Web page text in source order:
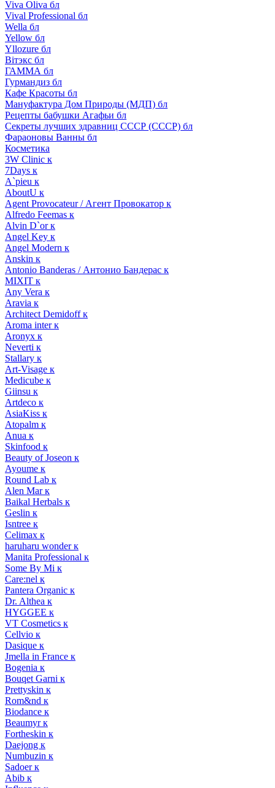
Viva Oliva бл
Vival Professional бл
Wella бл
Yellow бл
Yllozure бл
Вiтэкс бл
ГАММА бл
Гурмандиз бл
Кафе Красоты бл
Мануфактура Дом Природы (МДП) бл
Рецепты бабушки Агафьи бл
Секреты лучших здравниц СССР (СССР) бл
Фараоновы Ванны бл
Косметика
3W Clinic к
7Days к
A`pieu к
AboutU к
Agent Provocateur / Агент Провокатор к
Alfredo Feemas к
Alvin D`or к
Angel Key к
Angel Modern к
Anskin к
Antonio Banderas / Антонио Бандерас к
MIXIT к
Any Vera к
Aravia к
Architect Demidoff к
Aroma inter к
Aronyx к
Neverti к
Stallary к
Art-Visage к
Medicube к
Giinsu к
Artdeco к
AsiaKiss к
Atopalm к
Anua к
Skinfood к
Beauty of Joseon к
Ayoume к
Round Lab к
Alen Mar к
Baikal Herbals к
Geslin к
Isntree к
Celimax к
haruharu wonder к
Manita Professional к
Some By Mi к
Care:nel к
Pantera Organic к
Dr. Althea к
HYGGEE к
VT Cosmetics к
Cellvio к
Dasique к
Jmella in France к
Bogenia к
Bouqet Garni к
Prettyskin к
Rom&nd к
Biodance к
Beaumyr к
Fortheskin к
Daejong к
Numbuzin к
Sadoer к
Abib к